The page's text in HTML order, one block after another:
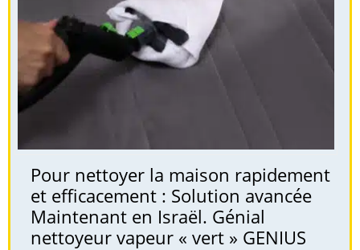
Pour nettoyer la maison rapidement
et efficacement : Solution avancée
Maintenant en Israël. Génial
nettoyeur vapeur « vert » GENIUS